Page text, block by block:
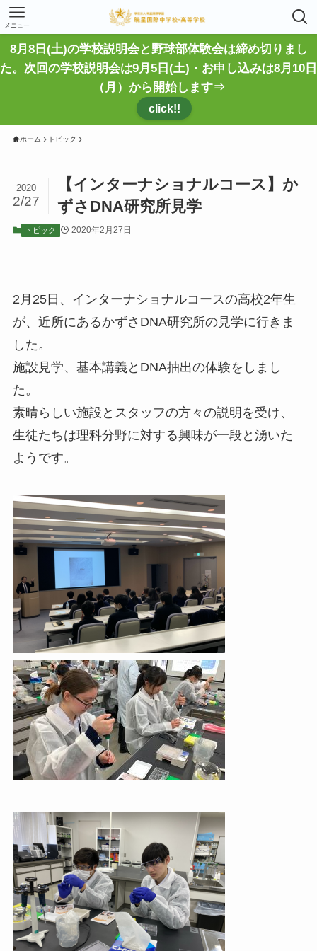
メニュー
8月8日(土)の学校説明会と野球部体験会は締め切りまし
た。次回の学校説明会は9月5日(土)・お申し込みは8月10日
（月）から開始します⇒
click!!
ホーム トピック
【インターナショナルコース】か
ずさDNA研究所見学
2020
2/27
トピック 2020年2月27日
2月25日、インターナショナルコースの高校2年生
が、近所にあるかずさDNA研究所の見学に行きま
した。
施設見学、基本講義とDNA抽出の体験をしまし
た。
素晴らしい施設とスタッフの方々の説明を受け、
生徒たちは理科分野に対する興味が一段と湧いた
ようです。